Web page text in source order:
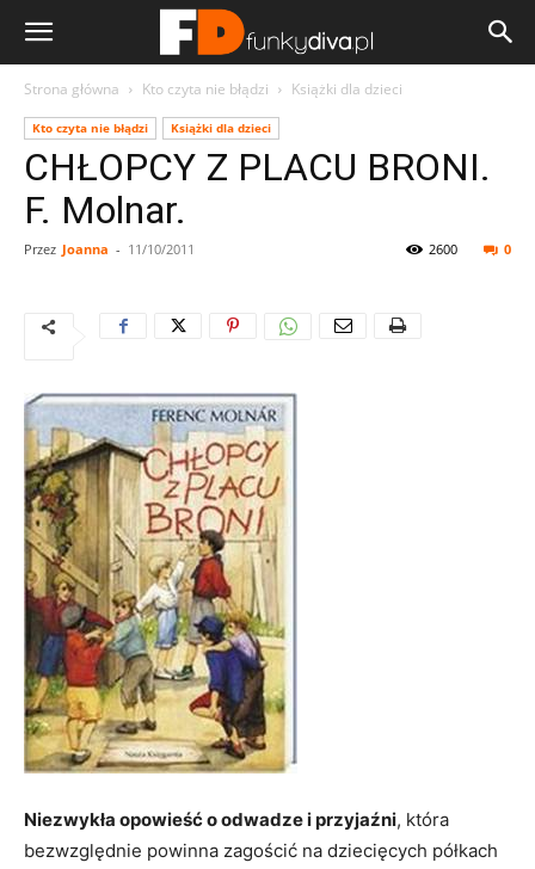
Strona główna Kto czyta nie błądzi Książki dla dzieci
Kto czyta nie błądzi Książki dla dzieci
CHŁOPCY Z PLACU BRONI.
F. Molnar.
Przez Joanna - 11/10/2011 0
2600
Niezwykła opowieść o odwadze i przyjaźni, która
bezwzględnie powinna zagościć na dziecięcych półkach